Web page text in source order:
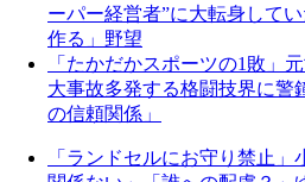
ーパー経営者”に大転身して
作る」野望
「たかだかスポーツの1敗」
大事故多発する格闘技界に警
の信頼関係」
「ランドセルにお守り禁止